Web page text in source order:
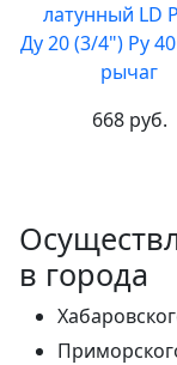
латунный LD
Ду 20 (3/4") Ру
рычаг
668 руб.
в города